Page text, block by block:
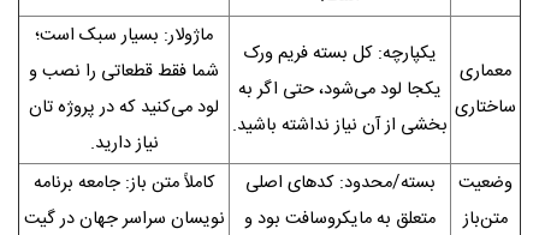
معماری
ساختاری
یکپارچه: کل بسته فریم‌ ورک
یکجا لود می‌شود، حتی اگر به
بخشی از آن نیاز نداشته باشید.
ماژولار: بسیار سبک است؛
شما فقط قطعاتی را نصب و
لود می‌کنید که در پروژه‌ تان
نیاز دارید.
وضعیت
متن‌باز
بسته/محدود: کدهای اصلی
متعلق به مایکروسافت بود و
کاملاً متن‌ باز: جامعه برنامه‌
نویسان سراسر جهان در گیت‌